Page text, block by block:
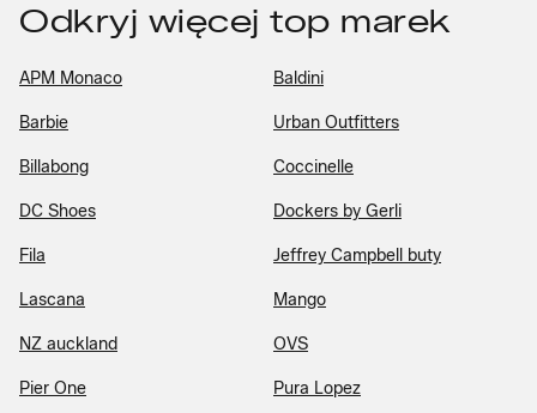
Odkryj więcej top marek
APM Monaco Baldini
Barbie Urban Outfitters
Billabong Coccinelle
DC Shoes Dockers by Gerli
Fila Jeffrey Campbell buty
Lascana Mango
NZ auckland OVS
Pier One Pura Lopez